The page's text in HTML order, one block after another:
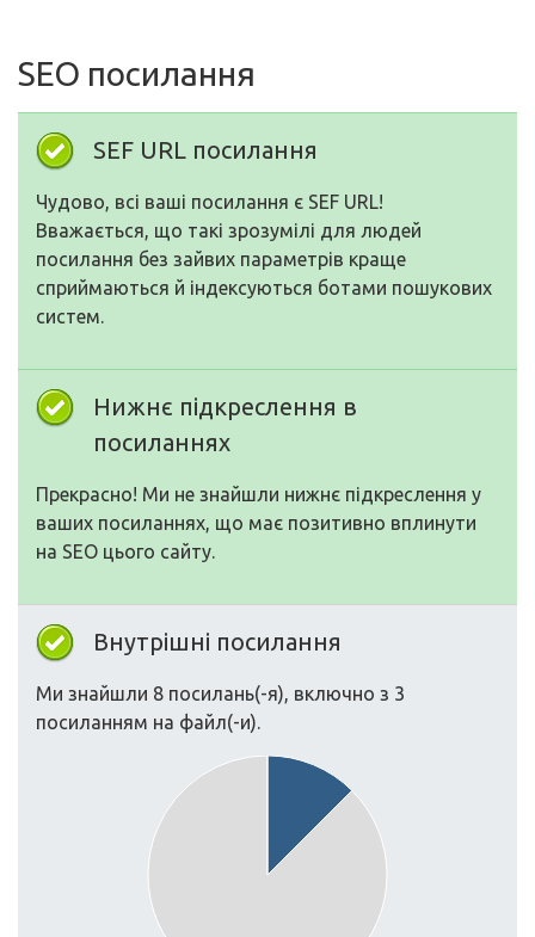
SEO посилання
SEF URL посилання
Чудово, всі ваші посилання є SEF URL!
Вважається, що такі зрозумілі для людей
посилання без зайвих параметрів краще
сприймаються й індексуються ботами пошукових
систем.
Нижнє підкреслення в
посиланнях
Прекрасно! Ми не знайшли нижнє підкреслення у
ваших посиланнях, що має позитивно вплинути
на SEO цього сайту.
Внутрішні посилання
Ми знайшли 8 посилань(-я), включно з 3
посиланням на файл(-и).